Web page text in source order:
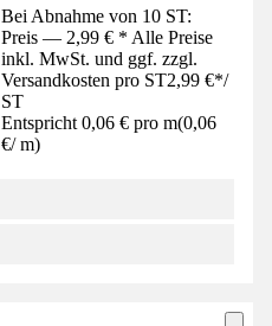
Bei Abnahme von 10 ST:
Preis — 2,99 € * Alle Preise
inkl. MwSt. und ggf. zzgl.
Versandkosten pro ST2,99 €*/
ST
Entspricht 0,06 € pro m(0,06
€/ m)